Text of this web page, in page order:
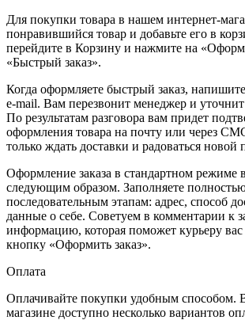
Для покупки товара в нашем интернет-
понравившийся товар и добавьте его в
перейдите в Корзину и нажмите на
«Быстрый заказ».
Когда оформляете быстрый заказ,
e-mail. Вам перезвонит менеджер и уточнит
По результатам разговора вам придет
оформления товара на почту или через
только ждать доставки и радоваться новой
Оформление заказа в стандартном режиме
следующим образом. Заполняете
последовательным этапам: адрес, способ
данные о себе. Советуем в комментарии к
информацию, которая поможет курьеру
кнопку «Оформить заказ».
Оплата
Оплачивайте покупки удобным способом.
магазине доступно несколько вариантов